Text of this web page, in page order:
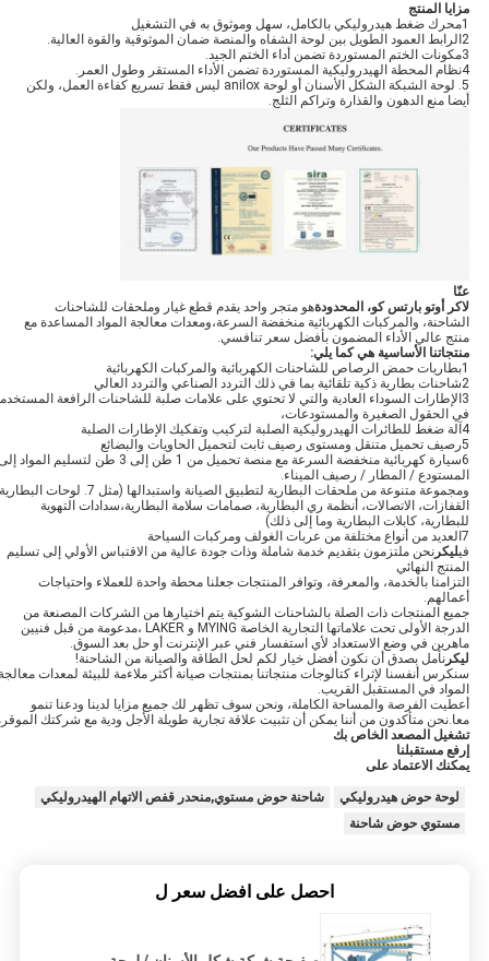
مزايا المنتج
1محرك ضغط هيدروليكي بالكامل، سهل وموثوق به في التشغيل
2الرابط العمود الطويل بين لوحة الشفاه والمنصة ضمان الموثوقية والقوة العالية.
3مكونات الختم المستوردة تضمن أداء الختم الجيد.
4نظام المحطة الهيدروليكية المستوردة تضمن الأداء المستقر وطول العمر.
5. لوحة الشبكة الشكل الأسنان أو لوحة anilox ليس فقط تسريع كفاءة العمل، ولكن
أيضا منع الدهون والقذارة وتراكم الثلج.
عنّا
لاكر أوتو بارتس كو، المحدودةهو متجر واحد يقدم قطع غيار وملحقات للشاحنات
الشاحنة، والمركبات الكهربائية منخفضة السرعة،ومعدات معالجة المواد المساعدة مع
منتج عالي الأداء المضمون بأفضل سعر تنافسي.
منتجاتنا الأساسية هي كما يلي:
1بطاريات حمض الرصاص للشاحنات الكهربائية والمركبات الكهربائية
2شاحنات بطارية ذكية تلقائية بما في ذلك التردد الصناعي والتردد العالي
3الإطارات السوداء العادية والتي لا تحتوي على علامات صلبة للشاحنات الرافعة
في الحقول الصغيرة والمستودعات،
4آلة ضغط للطائرات الهيدروليكية الصلبة لتركيب وتفكيك الإطارات الصلبة
5رصيف تحميل متنقل ومستوى رصيف ثابت لتحميل الحاويات والبضائع
6سيارة كهربائية منخفضة السرعة مع منصة تحميل من 1 طن إلى 3 طن لتسليم المواد
المستودع / المطار / رصيف الميناء.
ومجموعة متنوعة من ملحقات البطارية لتطبيق الصيانة واستبدالها (مثل 7. لوحات
القفازات، الاتصالات، أنظمة ري البطارية، صمامات سلامة البطارية،سدادات التهوية
للبطارية، كابلات البطارية وما إلى ذلك)
7العديد من أنواع مختلفة من عربات الغولف ومركبات السياحة
فيليكر نحن ملتزمون بتقديم خدمة شاملة وذات جودة عالية من الاقتباس الأولي إلى تسليم
المنتج النهائي
التزامنا بالخدمة، والمعرفة، وتوافر المنتجات جعلنا محطة واحدة للعملاء واحتياجات
أعمالهم.
جميع المنتجات ذات الصلة بالشاحنات الشوكية يتم اختيارها من الشركات المصنعة من
الدرجة الأولى تحت علاماتها التجارية الخاصة MYING و LAKER ،مدعومة من قبل فنيين
ماهرين في وضع الاستعداد لأي استفسار فني عبر الإنترنت أو حل بعد السوق.
ليكر نأمل بصدق أن نكون أفضل خيار لكم لحل الطاقة والصيانة من الشاحنة!
سنكرس أنفسنا لإثراء كتالوجات منتجاتنا بمنتجات صيانة أكثر ملاءمة للبيئة لمعدات
المواد في المستقبل القريب.
أعطيت الفرصة والمساحة الكاملة، ونحن سوف تظهر لك جميع مزايا لدينا ودعنا تنمو
معا.نحن متأكدون من أننا يمكن أن تثبيت علاقة تجارية طويلة الأجل ودية مع شركتك
تشغيل المصعد الخاص بك
إرفع مستقبلنا
يمكنك الاعتماد على
لوحة حوض هيدروليكي
شاحنة حوض مستوي,منحدر قفص الاتهام الهيدروليكي
مستوي حوض شاحنة
احصل على افضل سعر ل